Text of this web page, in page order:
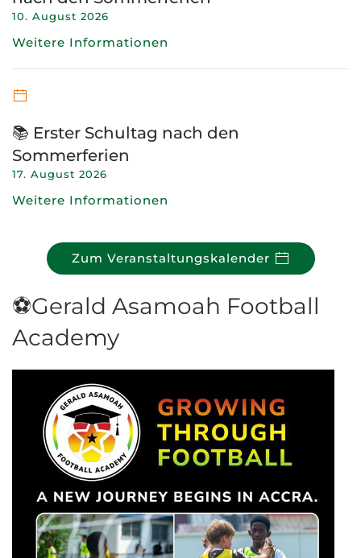
10. August 2026
Weitere Informationen
📚 Erster Schultag nach den
Sommerferien
17. August 2026
Weitere Informationen
Zum Veranstaltungskalender
⚽Gerald Asamoah Football
Academy